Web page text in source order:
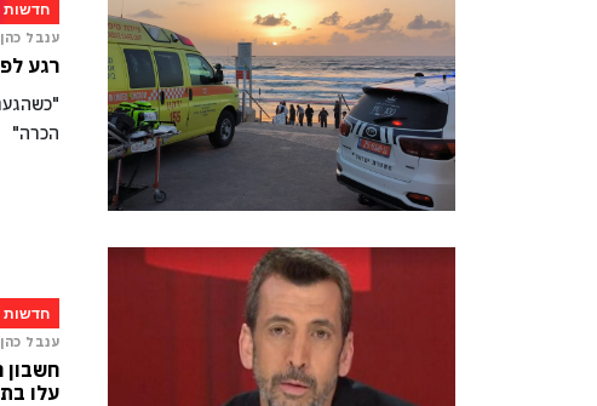
חדשות
ענבל
רגע לפני
הכרה"
חדשות
ענבל
חשבון
עלו